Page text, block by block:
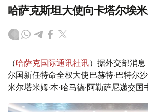
哈萨克斯坦大使向卡塔尔埃
（哈萨克国际通讯社讯）据外交部消
尔国新任特命全权大使巴赫特·巴特尔
米尔塔米姆·本·哈马德·阿勒萨尼递交国